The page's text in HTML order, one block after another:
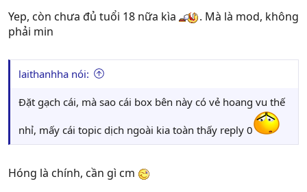
Yep, còn chưa đủ tuổi 18 nữa kìa
. Mà là mod, không
phải min
laithanhha nói:
Đặt gạch cái, mà sao cái box bên này có vẻ hoang vu thế
nhỉ, mấy cái topic dịch ngoài kia toàn thấy reply 0
Hóng là chính, cần gì cm